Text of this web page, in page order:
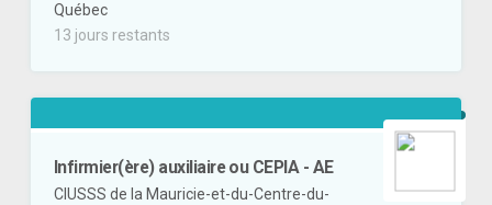
Québec
13 jours restants
Infirmier(ère) auxiliaire ou CEPIA - AE
CIUSSS de la Mauricie-et-du-Centre-du-